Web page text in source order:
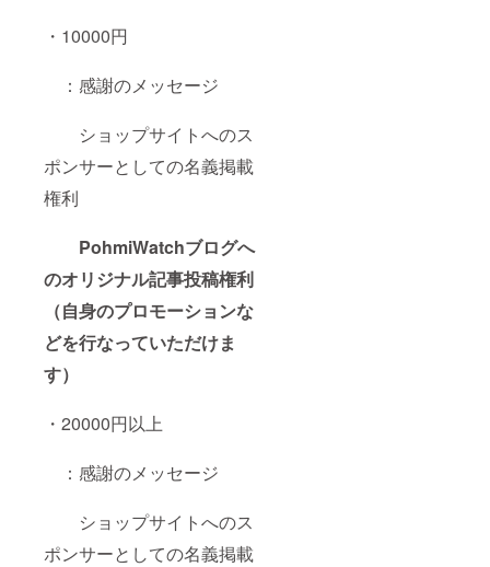
・10000円
：感謝のメッセージ
ショップサイトへのス
ポンサーとしての名義掲載
権利
PohmiWatchブログへ
のオリジナル記事投稿権利
（自身のプロモーションな
どを行なっていただけま
す）
・20000円以上
：感謝のメッセージ
ショップサイトへのス
ポンサーとしての名義掲載